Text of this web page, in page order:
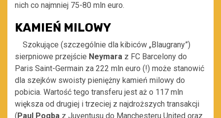
nich co najmniej 75-80 mln euro.
KAMIEŃ MILOWY
Szokujące (szczególnie dla kibiców „Blaugrany”)
sierpniowe przejście Neymara z FC Barcelony do
Paris Saint-Germain za 222 mln euro (!) może stanowić
dla szejków swoisty pieniężny kamień milowy do
pobicia. Wartość tego transferu jest aż o 117 mln
większa od drugiej i trzeciej z najdroższych transakcji
( Paul Pogba z Juventusu do Manchesteru United oraz